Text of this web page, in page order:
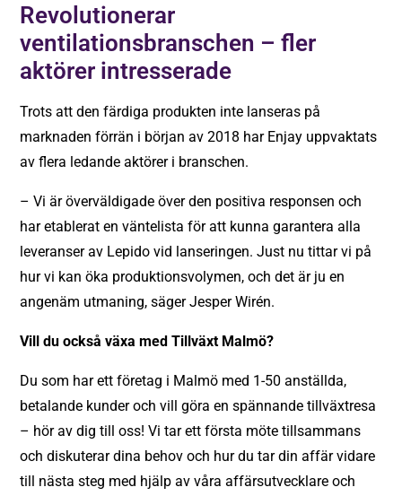
Revolutionerar
ventilationsbranschen – fler
aktörer intresserade
Trots att den färdiga produkten inte lanseras på
marknaden förrän i början av 2018 har Enjay uppvaktats
av flera ledande aktörer i branschen.
– Vi är överväldigade över den positiva responsen och
har etablerat en väntelista för att kunna garantera alla
leveranser av Lepido vid lanseringen. Just nu tittar vi på
hur vi kan öka produktionsvolymen, och det är ju en
angenäm utmaning, säger Jesper Wirén.
Vill du också växa med Tillväxt Malmö?
Du som har ett företag i Malmö med 1-50 anställda,
betalande kunder och vill göra en spännande tillväxtresa
– hör av dig till oss!Vi tar ett första möte tillsammans
och diskuterar dina behov och hur du tar din affär vidare
till nästa steg med hjälp av våra affärsutvecklare och